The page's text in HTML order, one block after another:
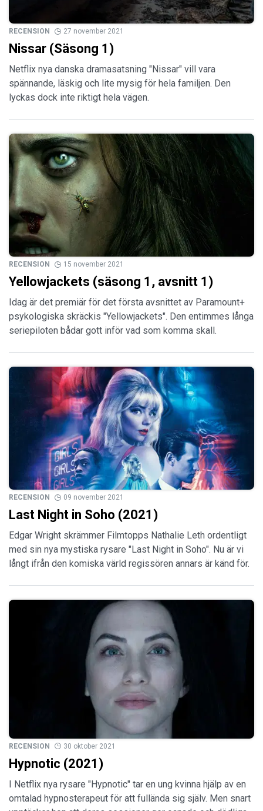
RECENSION 27 november 2021
Nissar (Säsong 1)
Netflix nya danska dramasatsning "Nissar" vill vara
spännande, läskig och lite mysig för hela familjen. Den
lyckas dock inte riktigt hela vägen.
RECENSION 15 november 2021
Yellowjackets (säsong 1, avsnitt 1)
Idag är det premiär för det första avsnittet av Paramount+
psykologiska skräckis "Yellowjackets". Den entimmes långa
seriepiloten bådar gott inför vad som komma skall.
RECENSION 09 november 2021
Last Night in Soho (2021)
Edgar Wright skrämmer Filmtopps Nathalie Leth ordentligt
med sin nya mystiska rysare "Last Night in Soho". Nu är vi
långt ifrån den komiska värld regissören annars är känd för.
RECENSION 30 oktober 2021
Hypnotic (2021)
I Netflix nya rysare "Hypnotic" tar en ung kvinna hjälp av en
omtalad hypnosterapeut för att fullända sig själv. Men snart